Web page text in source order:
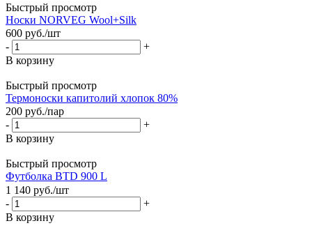
Быстрый просмотр
Носки NORVEG Wool+Silk
600 руб./шт
-
+
В корзину
Быстрый просмотр
Термоноски капитолий хлопок 80%
200 руб./пар
-
+
В корзину
Быстрый просмотр
Футболка BTD 900 L
1 140 руб./шт
-
+
В корзину